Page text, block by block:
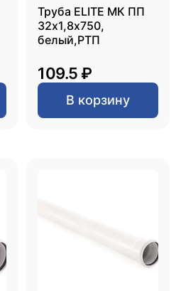
Труба ELITE МК ПП
32х1,8х750,
белый,РТП
109.5 ₽
В корзину